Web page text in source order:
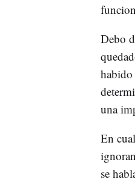
Debo
habido
una
En
se